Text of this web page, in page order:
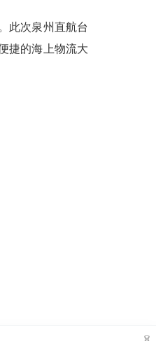
此次泉州直航台
捷的海上物流大